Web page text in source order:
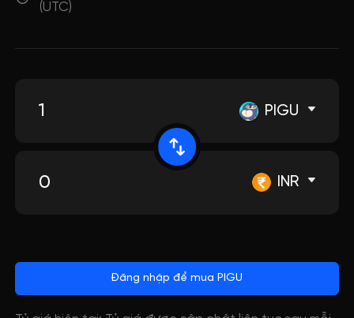
(UTC)
PIGU
INR
Đăng nhập để mua PIGU